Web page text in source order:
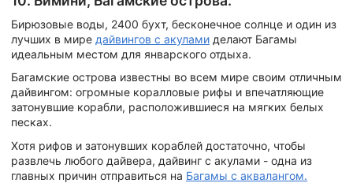
Бирюзовые воды, 2400 бухт, бесконечное солнце и один из
лучших в мире дайвингов с акулами делают Багамы
идеальным местом для январского отдыха.
Багамские острова известны во всем мире своим отличным
дайвингом: огромные коралловые рифы и впечатляющие
затонувшие корабли, расположившиеся на мягких белых
песках.
Хотя рифов и затонувших кораблей достаточно, чтобы
развлечь любого дайвера, дайвинг с акулами - одна из
главных причин отправиться на Багамы с аквалангом.